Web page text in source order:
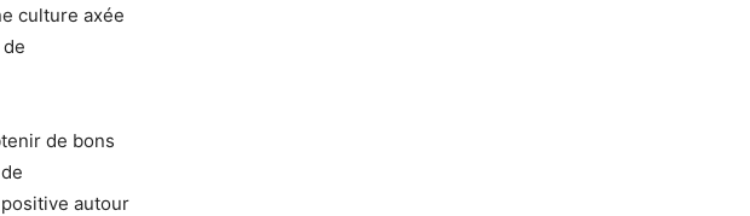
culture axée
de bons
autour